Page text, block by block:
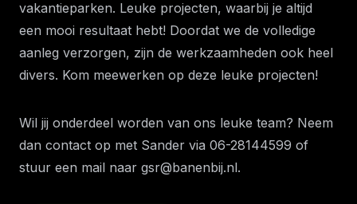
vakantieparken. Leuke projecten, waarbij je altijd
een mooi resultaat hebt! Doordat we de volledige
aanleg verzorgen, zijn de werkzaamheden ook heel
divers. Kom meewerken op deze leuke projecten!
Wil jij onderdeel worden van ons leuke team? Neem
dan contact op met Sander via 06-28144599 of
stuur een mail naar gsr@banenbij.nl.